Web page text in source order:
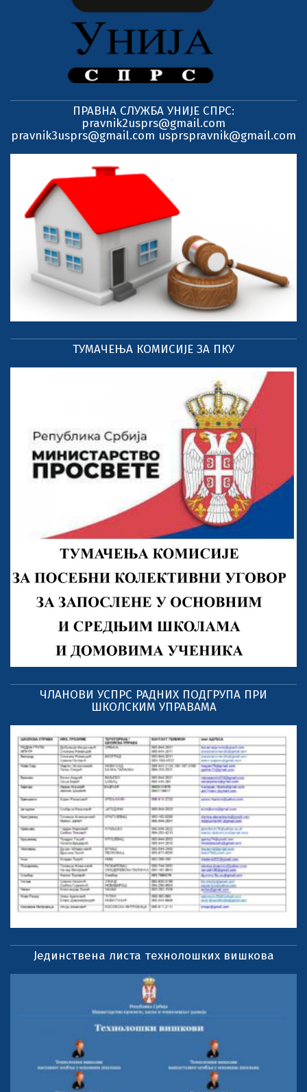
ПРАВНА СЛУЖБА УНИЈЕ СПРС:
pravnik2usprs@gmail.com
pravnik3usprs@gmail.com usprspravnik@gmail.com
ТУМАЧЕЊА КОМИСИЈЕ ЗА ПКУ
ЧЛАНОВИ УСПРС РАДНИХ ПОДГРУПА ПРИ
ШКОЛСКИМ УПРАВАМА
Јединствена листа технолошких вишкова